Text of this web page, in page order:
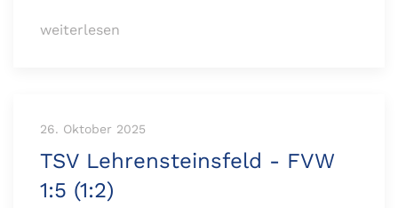
weiterlesen
26. Oktober 2025
TSV Lehrensteinsfeld - FVW
1:5 (1:2)